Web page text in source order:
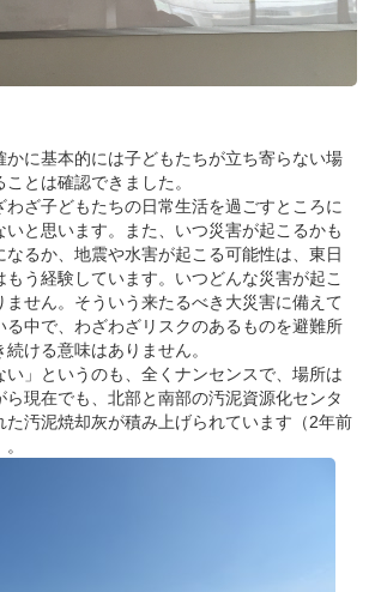
かに基本的には子どもたちが立ち寄らない場
とは確認できました。
わざ子どもたちの日常生活を過ごすところに
いと思います。また、いつ災害が起こるかも
なるか、地震や水害が起こる可能性は、東日
う経験しています。いつどんな災害が起こ
ません。そういう来たるべき大災害に備えて
る中で、わざわざリスクのあるものを避難所
ける意味はありません。
い」というのも、全くナンセンスで、場所は
ら現在でも、北部と南部の汚泥資源化センタ
た汚泥焼却灰が積み上げられています（2年前